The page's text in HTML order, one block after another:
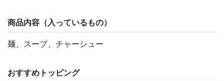
商品内容（入っているもの）
麺、スープ、チャーシュー
おすすめトッピング